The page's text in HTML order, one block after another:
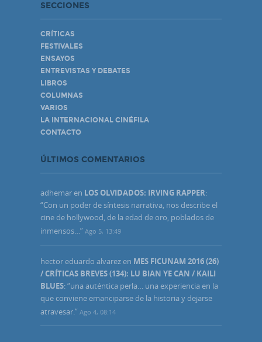
SECCIONES
CRÍTICAS
FESTIVALES
ENSAYOS
ENTREVISTAS Y DEBATES
LIBROS
COLUMNAS
VARIOS
LA INTERNACIONAL CINÉFILA
CONTACTO
ÚLTIMOS COMENTARIOS
adhemar en LOS OLVIDADOS: IRVING RAPPER:
“Con un poder de síntesis narrativa, nos describe el
cine de hollywood, de la edad de oro, poblados de
inmensos…” Ago 5, 13:49
hector eduardo alvarez en MES FICUNAM 2016 (26)
/ CRÍTICAS BREVES (134): LU BIAN YE CAN / KAILI
BLUES: “una auténtica perla… una experiencia en la
que conviene emanciparse de la historia y dejarse
atravesar.” Ago 4, 08:14